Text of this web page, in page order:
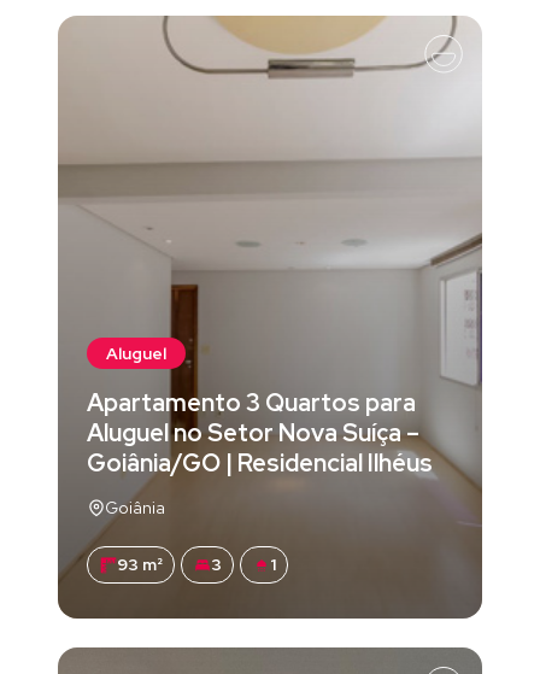
Aluguel
Apartamento 3 Quartos para
Aluguel no Setor Nova Suíça –
Goiânia/GO | Residencial Ilhéus
Goiânia
93 m² 3 1